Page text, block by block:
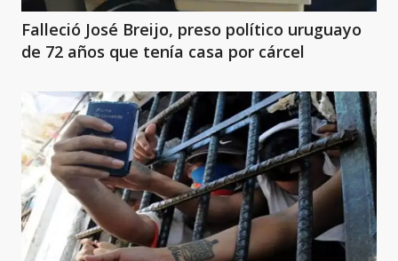
Falleció José Breijo, preso político uruguayo
de 72 años que tenía casa por cárcel